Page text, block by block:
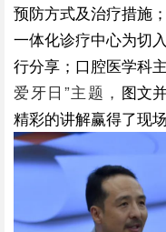
预防方式及治疗措施
一体化诊疗中心为切
行分享；口腔医学科
爱牙日”主题， 图文
精彩的讲解赢得了现